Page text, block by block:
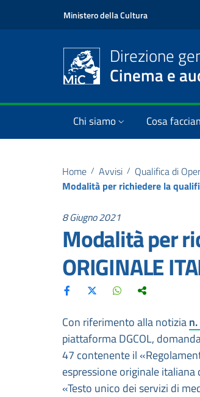
Ministero della Cultura
Direzione
Cinema e
Chi siamo Cosa
Home / Avvisi / Qualifica di
8 Giugno 2021
Modalità per
ORIGINALE
Con riferimento alla notizia
piattaforma DGCOL,
47 contenente il
espressione originale
«Testo unico dei servizi di